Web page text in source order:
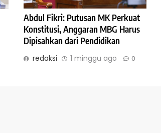
Abdul Fikri: Putusan MK Perkuat
Konstitusi, Anggaran MBG Harus
Dipisahkan dari Pendidikan
redaksi 1 minggu ago 0